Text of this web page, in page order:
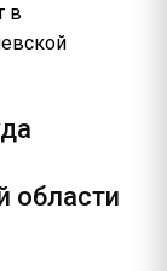
в
области